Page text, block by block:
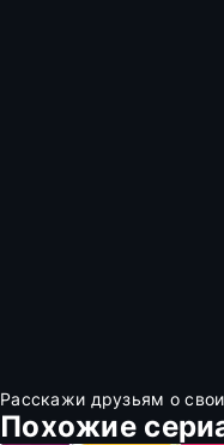
Расскажи друзьям о
Похожие